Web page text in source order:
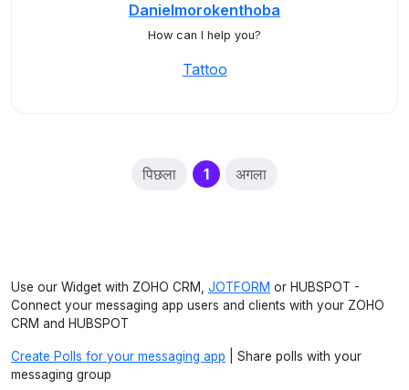
Danielmorokenthoba
How can I help you?
Tattoo
पिछला 1(current)
अगला
Use our Widget with ZOHO CRM, JOTFORM or HUBSPOT -
Connect your messaging app users and clients with your ZOHO
CRM and HUBSPOT
Create Polls for your messaging app | Share polls with your
messaging group